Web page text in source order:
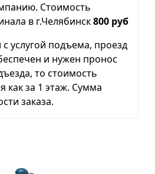
Стоимость
в г.Челябинск800 руб
с услугой подъема, проезд
и нужен пронос
то стоимость
как за 1 этаж. Сумма
заказа.